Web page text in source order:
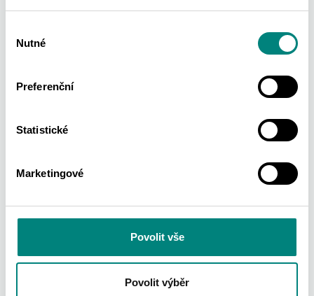
souhlasu
Nutné
Preferenční
Statistické
Marketingové
Povolit vše
Povolit výběr
NAPÁJECÍ KABEL
délka 4000 mm
délka 300 mm
(mezi LED moduly)